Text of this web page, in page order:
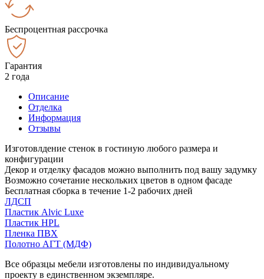
Беспроцентная рассрочка
Гарантия
2 года
Описание
Отделка
Информация
Отзывы
Изготовлдение стенок в гостиную любого размера и
конфигурации
Декор и отделку фасадов можно выполнить под вашу задумку
Возможно сочетание нескольких цветов в одном фасаде
Бесплатная сборка в течение 1-2 рабочих дней
ЛДСП
Пластик Alvic Luxe
Пластик HPL
Пленка ПВХ
Полотно АГТ (МДФ)
Все образцы мебели изготовлены по индивидуальному
проекту в единственном экземпляре.